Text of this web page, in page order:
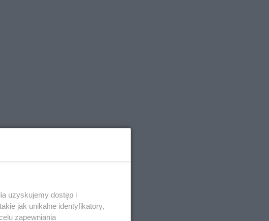
uzyskujemy dostęp i
jak unikalne identyfikatory,
zapewniania